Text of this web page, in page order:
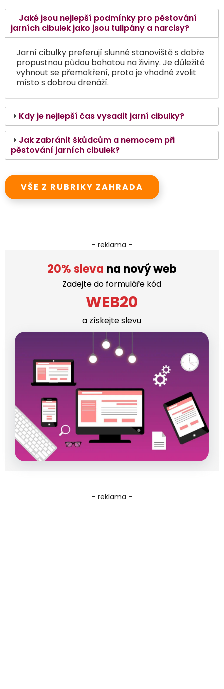
Jaké jsou nejlepší podmínky pro pěstování
jarních cibulek jako jsou tulipány a narcisy?
Jarní cibulky preferují slunné stanoviště s dobře
propustnou půdou bohatou na živiny. Je důležité
vyhnout se přemokření, proto je vhodné zvolit
místo s dobrou drenáží.
Kdy je nejlepší čas vysadit jarní cibulky?
Jak zabránit škůdcům a nemocem při
pěstování jarních cibulek?
VŠE Z RUBRIKY ZAHRADA
- reklama -
20% sleva na nový web
Zadejte do formuláře kód
WEB20
a získejte slevu
- reklama -